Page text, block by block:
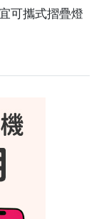
可攜式摺疊燈